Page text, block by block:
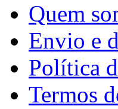
Quem
Envio e
Política
Termos